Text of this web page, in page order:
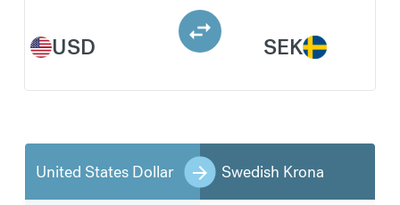
USD SEK
United States Dollar Swedish Krona